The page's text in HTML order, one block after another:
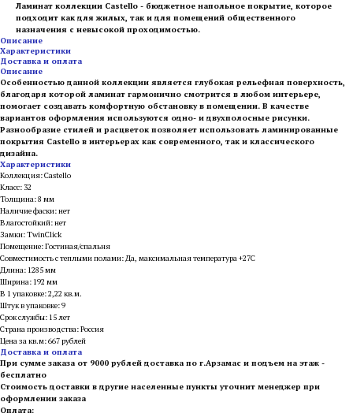
Ламинат коллекции Castello - бюджетное напольное покрытие, которое
подходит как для жилых, так и для помещений общественного
назначения с невысокой проходимостью.
Описание
Характеристики
Доставка и оплата
Описание
Особенностью данной коллекции является глубокая рельефная поверхность,
благодаря которой ламинат гармонично смотрится в любом интерьере,
помогает создавать комфортную обстановку в помещении. В качестве
вариантов оформления используются одно- и двухполосные рисунки.
Разнообразие стилей и расцветок позволяет использовать ламинированные
покрытия Castello в интерьерах как современного, так и классического
дизайна.
Характеристики
Коллекция: Castello
Класс: 32
Толщина: 8 мм
Наличие фаски: нет
Влагостойкий: нет
Замки: TwinClick
Помещение: Гостиная/спальня
Совместимость с теплыми полами: Да, максимальная температура +27С
Длина: 1285 мм
Ширина: 192 мм
В 1 упаковке: 2,22 кв.м.
Штук в упаковке: 9
Срок службы: 15 лет
Страна производства: Россия
Цена за кв.м: 667 рублей
Доставка и оплата
При сумме заказа от 9000 рублей доставка по г.Арзамас и подъем на этаж -
бесплатно
Стоимость доставки в другие населенные пункты уточнит менеджер при
оформлении заказа
Оплата: